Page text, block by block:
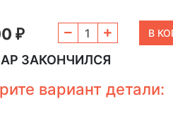
₽
ЗАКОНЧИЛСЯ
вариант детали: